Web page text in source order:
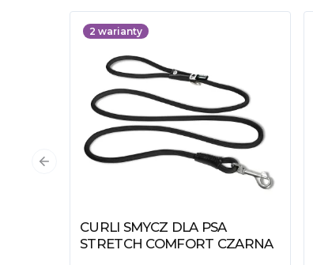
2 warianty
Zobacz produkt
CURLI SMYCZ DLA PSA
STRETCH COMFORT CZARNA
Poprzedni slajd